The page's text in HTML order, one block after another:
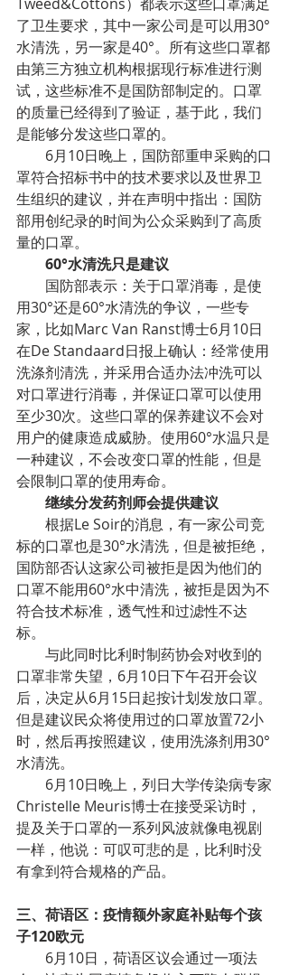
了卫生要求，其中一家公司是可以用30°
水清洗，另一家是40°。所有这些口罩都
由第三方独立机构根据现行标准进行测
试，这些标准不是国防部制定的。口罩
的质量已经得到了验证，基于此，我们
是能够分发这些口罩的。
罩符合招标书中的技术要求以及世界卫
生组织的建议，并在声明中指出：国防
部用创纪录的时间为公众采购到了高质
量的口罩。
        60°水清洗只是建议
用30°还是60°水清洗的争议，一些专
家，比如Marc Van Ranst博士6月10日
在De Standaard日报上确认：经常使用
洗涤剂清洗，并采用合适办法冲洗可以
对口罩进行消毒，并保证口罩可以使用
至少30次。这些口罩的保养建议不会对
用户的健康造成威胁。使用60°水温只是
一种建议，不会改变口罩的性能，但是
会限制口罩的使用寿命。
        继续分发药剂师会提供建议
标的口罩也是30°水清洗，但是被拒绝，
国防部否认这家公司被拒是因为他们的
口罩不能用60°水中清洗，被拒是因为不
符合技术标准，透气性和过滤性不达
标。
口罩非常失望，6月10日下午召开会议
后，决定从6月15日起按计划发放口罩。
但是建议民众将使用过的口罩放置72小
时，然后再按照建议，使用洗涤剂用30°
水清洗。
Christelle Meuris博士在接受采访时，
提及关于口罩的一系列风波就像电视剧
一样，他说：可叹可悲的是，比利时没
有拿到符合规格的产品。
三、荷语区：疫情额外家庭补贴每个孩
子120欧元